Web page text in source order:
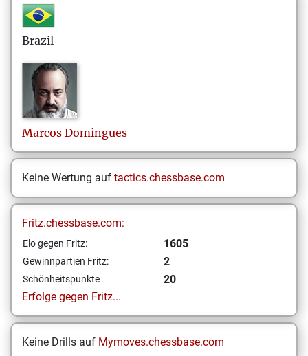
Brazil
Marcos Domingues
Keine Wertung auf tactics.chessbase.com
Fritz.chessbase.com:
Elo gegen Fritz: 1605
Gewinnpartien Fritz: 2
Schönheitspunkte
20
Erfolge gegen Fritz...
Keine Drills auf Mymoves.chessbase.com